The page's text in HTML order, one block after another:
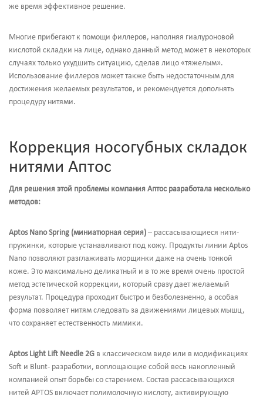
же время эффективное решение.
Многие прибегают к помощи филлеров, наполняя гиалуроновой
кислотой складки на лице, однако данный метод может в некоторых
случаях только ухудшить ситуацию, сделав лицо «тяжелым».
Использование филлеров может также быть недостаточным для
достижения желаемых результатов, и рекомендуется дополнять
процедуру нитями.
Коррекция носогубных складок
нитями Аптос
Для решения этой проблемы компания Аптос разработала несколько
методов:
Aptos Nano Spring (миниатюрная серия) – рассасывающиеся нити-
пружинки, которые устанавливают под кожу. Продукты линии Aptos
Nano позволяют разглаживать морщинки даже на очень тонкой
коже. Это максимально деликатный и в то же время очень простой
метод эстетической коррекции, который сразу дает желаемый
результат. Процедура проходит быстро и безболезненно, а особая
форма позволяет нитям следовать за движениями лицевых мышц,
что сохраняет естественность мимики.
Aptos Light Lift Needle 2G в классическом виде или в модификациях
Soft и Blunt- разработки, воплощающие собой весь накопленный
компанией опыт борьбы со старением. Состав рассасывающихся
нитей APTOS включает полимолочную кислоту, активирующую